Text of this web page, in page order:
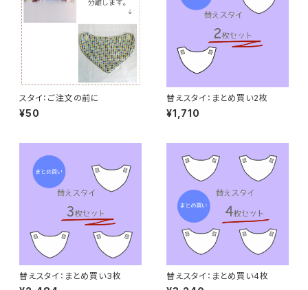
スタイ：ご注文の前に
¥50
替えスタイ：まとめ買い2枚
¥1,710
替えスタイ：まとめ買い3枚 替えスタイ：まとめ買い4枚